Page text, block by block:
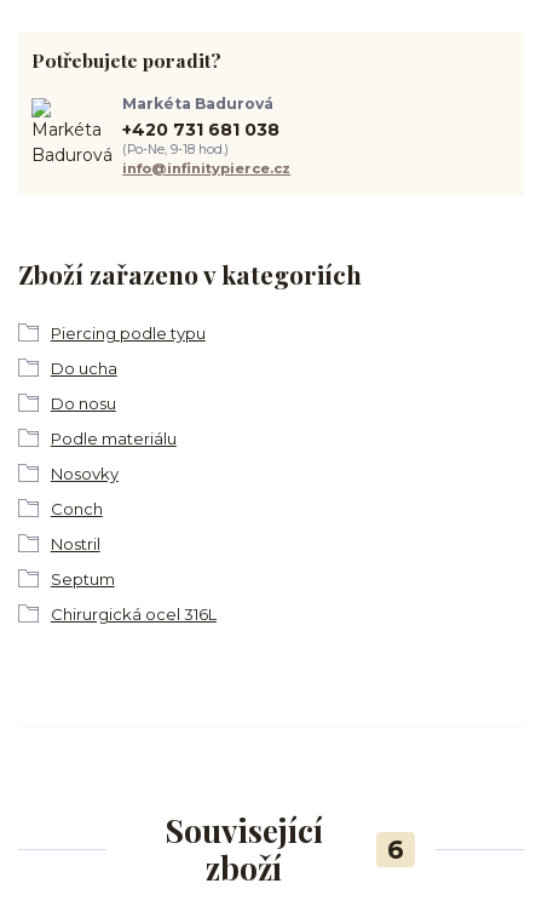
Zboží zařazeno v kategoriích
Piercing podle typu
Do ucha
Do nosu
Podle materiálu
Nosovky
Conch
Nostril
Septum
Chirurgická ocel 316L
Potřebujete poradit?
Markéta Badurová
+420 731 681 038
(Po-Ne, 9-18 hod.)
info@infinitypierce.cz
Související
zboží
6